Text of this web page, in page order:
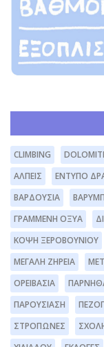
CLIMBING
ΆΛΠΕΙΣ
ΈΝΤΥΠΟ
ΒΑΡΔΟΎΣΙΑ
ΓΡΑΜΜΈΝΗ ΟΞΥΆ
ΚΌΨΗ ΞΕΡΟΒΟΥΝΊΟΥ
ΜΕΓΆΛΗ ΖΉΡΕΙΑ
ΟΡΕΙΒΑΣΊΑ
ΠΑΡΟΥΣΊΑΣΗ
ΣΤΡΌΠΩΝΕΣ